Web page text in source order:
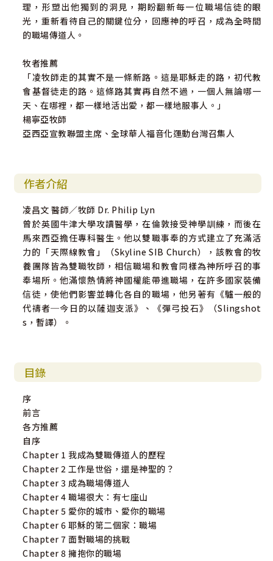
理，形塑出他獨到的洞見，期盼翻新每一位職場信徒的眼
光，重新看待自己的關鍵位分，回應神的呼召，成為全時間
的職場傳道人。
牧者推薦
「凌牧師走的其實不是一條新路。這是耶穌走的路，初代教
會基督徒走的路。這條路其實再自然不過，一個人無論哪一
天、在哪裡，都一樣地活出愛，都一樣地服事人。」
楊寧亞牧師
亞西亞宣教聯盟主席、全球華人福音化運動台灣召集人
作者介紹
凌昌文 醫師／牧師 Dr. Philip Lyn
曾於英國牛津大學攻讀醫學，在倫敦接受神學訓練，而後在
馬來西亞擔任專科醫生。他以雙職事奉的方式建立了充滿活
力的「天際線教會」（Skyline SIB Church），該教會的牧
養團隊皆為雙職牧師，相信職場和教會同樣為神所呼召的事
奉場所。他滿懷熱情將神國權能帶進職場，在許多國家裝備
信徒，使他們影響並轉化各自的職場，他另著有《驢一般的
代禱者─今日的以薩迦支派》、《彈弓投石》（Slingshot
s，暫譯）。
目錄
序
前言
各方推薦
自序
Chapter 1 我成為雙職傳道人的歷程
Chapter 2 工作是世俗，還是神聖的？
Chapter 3 成為職場傳道人
Chapter 4 職場很大：有七座山
Chapter 5 愛你的城市、愛你的職場
Chapter 6 耶穌的第二個家：職場
Chapter 7 面對職場的挑戰
Chapter 8 擁抱你的職場